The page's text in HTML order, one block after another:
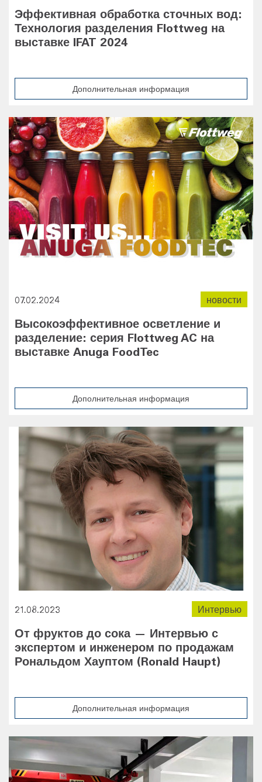
Эффективная обработка сточных вод:
Технология разделения Flottweg на
выставке IFAT 2024
Дополнительная информация
новости
07.02.2024
Высокоэффективное осветление и
разделение: серия Flottweg AC на
выставке Anuga FoodTec
Дополнительная информация
Интервью
21.08.2023
От фруктов до сока — Интервью с
экспертом и инженером по продажам
Рональдом Хауптом (Ronald Haupt)
Дополнительная информация